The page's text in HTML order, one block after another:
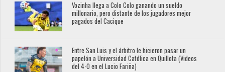
Vozinha llega a Colo Colo ganando un sueldo
millonario, pero distante de los jugadores mejor
pagados del Cacique
Entre San Luis y el árbitro le hicieron pasar un
papelón a Universidad Católica en Quillota (Videos
del 4-0 en el Lucio Fariña)